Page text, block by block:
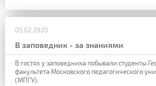
05.02.2020
В заповедник - за знаниями
В гостях у заповедника побывали студенты
факультета Московского педагогического
(МПГУ).